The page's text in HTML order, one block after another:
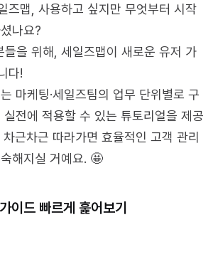
즈맵, 사용하고 싶지만 무엇부터 시작
나요?
들을 위해, 세일즈맵이 새로운 유저 가
다!
마케팅·세일즈팀의 업무 단위별로 구
전에 적용할 수 있는 튜토리얼을 제공
근차근 따라가면 효율적인 고객 관리
해지실 거예요. 🤩
이드 빠르게 훑어보기